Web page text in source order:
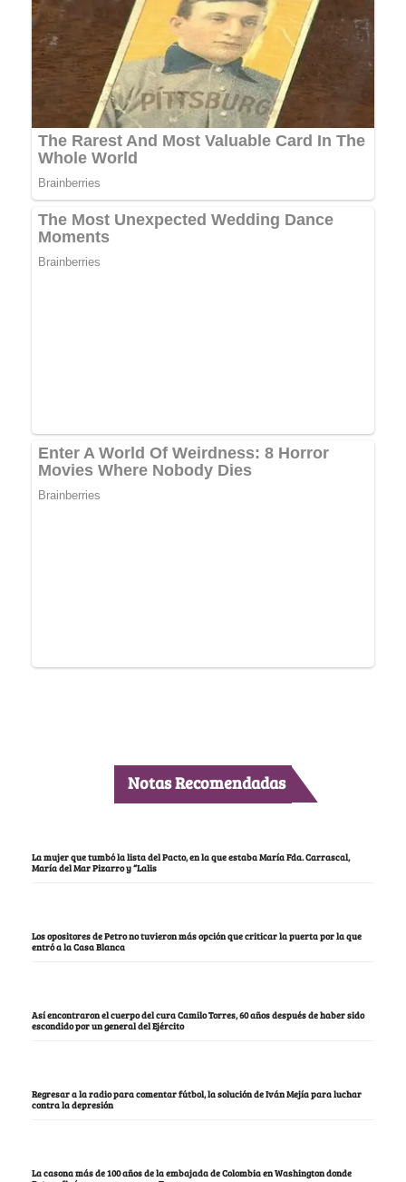
Notas Recomendadas
La mujer que tumbó la lista del Pacto, en la que estaba María Fda. Carrascal,
María del Mar Pizarro y “Lalis
Los opositores de Petro no tuvieron más opción que criticar la puerta por la que
entró a la Casa Blanca
Así encontraron el cuerpo del cura Camilo Torres, 60 años después de haber sido
escondido por un general del Ejército
Regresar a la radio para comentar fútbol, la solución de Iván Mejía para luchar
contra la depresión
La casona más de 100 años de la embajada de Colombia en Washington donde